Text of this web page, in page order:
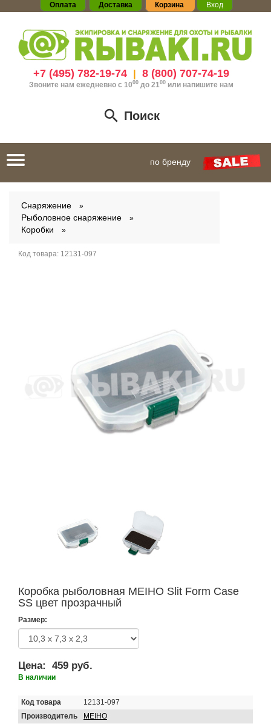
Оплата Доставка Корзина Вход
+7 (495) 782-19-74| 8 (800) 707-74-19
Звоните нам ежедневно с 1000до 21 00 или напишите нам
Поиск
Toggle
navigation
по бренду
Снаряжение
Рыболовное снаряжение
Коробки
Код товара: 12131-097
Коробка рыболовная MEIHO Slit Form Case
SS цвет прозрачный
Размер:
Цена: 459 руб.
В наличии
Код товара
12131-097
Производитель
MEIHO